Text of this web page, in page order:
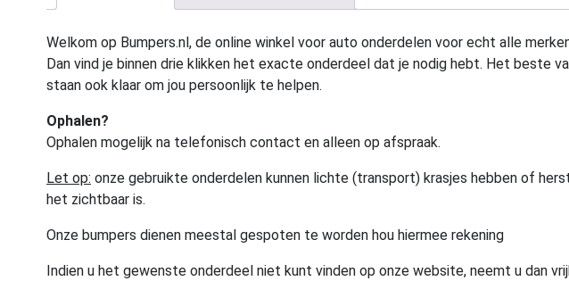
Welkom op Bumpers.nl, de online winkel voor auto onderdelen voor echt alle
Dan vind je binnen drie klikken het exacte onderdeel dat je nodig hebt. Het beste
staan ook klaar om jou persoonlijk te helpen.
Ophalen?
Ophalen mogelijk na telefonisch contact en alleen op afspraak.
Let op: onze gebruikte onderdelen kunnen lichte (transport) krasjes hebben of
het zichtbaar is.
Onze bumpers dienen meestal gespoten te worden hou hiermee rekening
Indien u het gewenste onderdeel niet kunt vinden op onze website, neemt u dan